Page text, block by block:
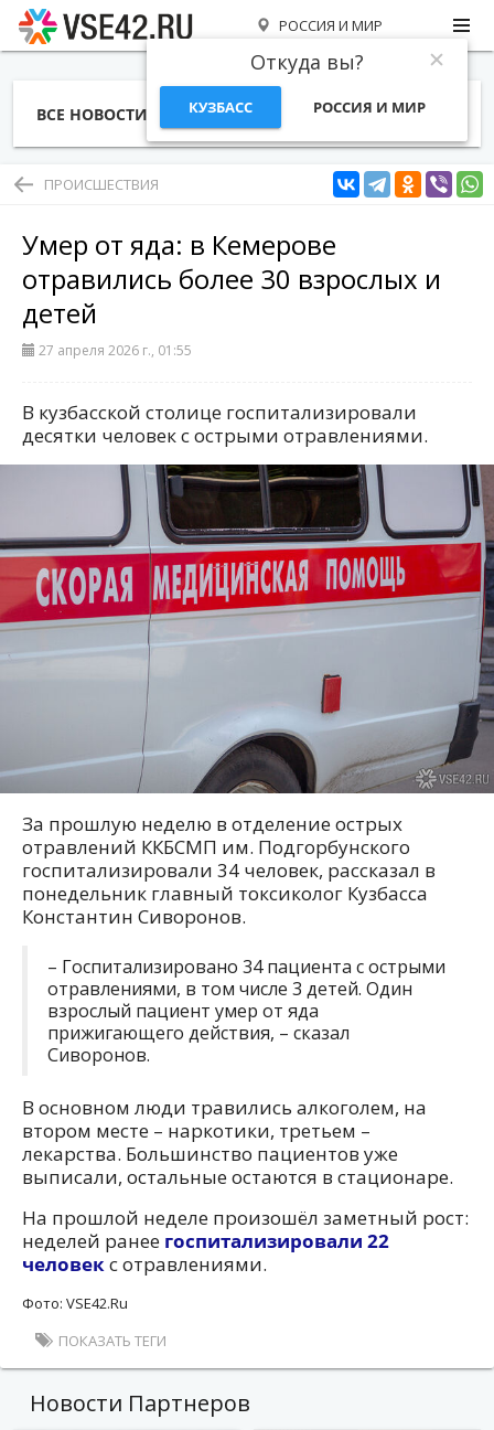
РОССИЯ И МИР
Откуда вы?
КУЗБАСС РОССИЯ И МИР
ВСЕ НОВОСТИ СТАТЬИ ТЕМЫ ФОТО
ПРОИСШЕСТВИЯ
Умер от яда: в Кемерове
отравились более 30 взрослых и
детей
27 апреля 2026 г., 01:55
В кузбасской столице госпитализировали
десятки человек с острыми отравлениями.
За прошлую неделю в отделение острых
отравлений ККБСМП им. Подгорбунского
госпитализировали 34 человек, рассказал в
понедельник главный токсиколог Кузбасса
Константин Сиворонов.
– Госпитализировано 34 пациента с острыми
отравлениями, в том числе 3 детей. Один
взрослый пациент умер от яда
прижигающего действия, – сказал
Сиворонов.
В основном люди травились алкоголем, на
втором месте – наркотики, третьем –
лекарства. Большинство пациентов уже
выписали, остальные остаются в стационаре.
На прошлой неделе произошёл заметный рост:
неделей ранее госпитализировали 22
человекс отравлениями.
Фото: VSE42.Ru
ПОКАЗАТЬ ТЕГИ
Новости Партнеров